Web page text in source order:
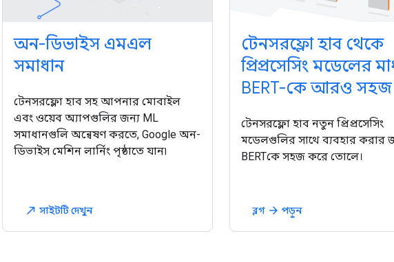
অন-ডিভাইস এমএল
সমাধান
টেনসরফ্লো হাব সহ আপনার মোবাইল
এবং ওয়েব অ্যাপগুলির জন্য ML
সমাধানগুলি অন্বেষণ করতে, Google অন-
ডিভাইস মেশিন লার্নিং পৃষ্ঠাতে যান৷
north_east সাইটটি দেখুন
টেনসরফ্লো হাব থেকে
প্রিপ্রসেসিং মডেলের
BERT-কে আরও সহজ
টেনসরফ্লো হাব নতুন প্রিপ্রসেসিং
মডেলগুলির সাথে ব্যবহার করার
BERTকে সহজ করে তোলে।
ব্লগ arrow_forward পড়ুন